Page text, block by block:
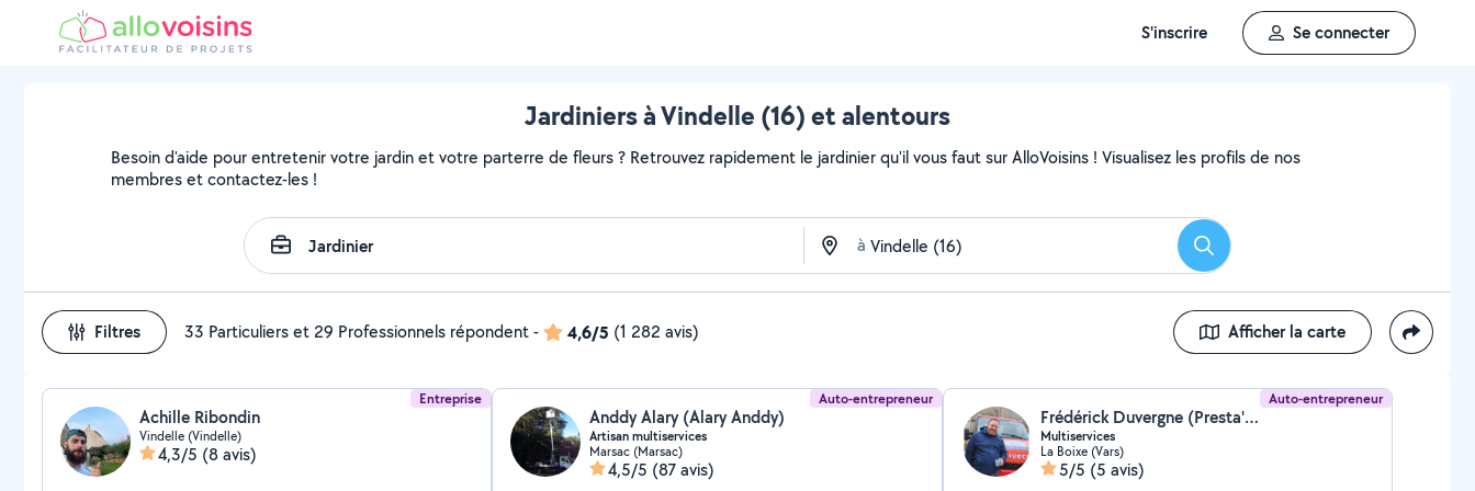
S'inscrire Se connecter
Jardiniers à Vindelle (16) et alentours
Besoin d'aide pour entretenir votre jardin et votre parterre de fleurs ? Retrouvez rapidement le jardinier qu'il vous faut sur AlloVoisins ! Visualisez les profils de nos
membres et contactez-les !
à Rechercher
Filtres 33 Particuliers et 29 Professionnels répondent- 4,6/5 (1 282 avis) Afficher la carte
Entreprise
Achille Ribondin
Vindelle (Vindelle)
4,3/5 (8 avis)
Auto-entrepreneur
Anddy Alary (Alary Anddy)
Artisan multiservices
Marsac (Marsac)
4,5/5 (87 avis)
Auto-entrepreneur
Frédérick Duvergne (Presta' Maison Jardin)
Multiservices
La Boixe (Vars)
5/5 (5 avis)